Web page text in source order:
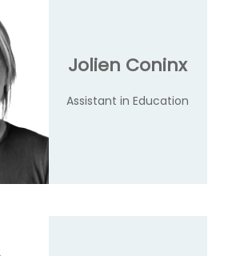
Jolien Coninx
Assistant in Education